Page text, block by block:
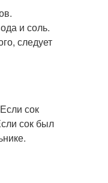
и соль.
следует
сок
сок был